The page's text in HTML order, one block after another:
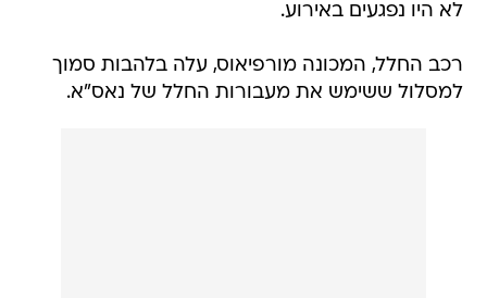
לא היו נפגעים באירוע.
רכב החלל, המכונה מורפיאוס, עלה בלהבות סמוך
למסלול ששימש את מעבורות החלל של נאס"א.